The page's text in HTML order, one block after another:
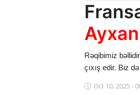
Rəqibimiz
çıxış edir. Biz
Oct 10, 2025 -